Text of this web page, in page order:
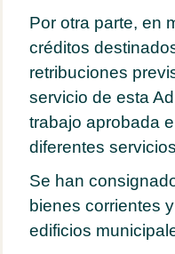
Por otra parte, en
créditos
retribuciones
servicio de esta
trabajo aprobada
diferentes
Se han
bienes corrientes
edificios